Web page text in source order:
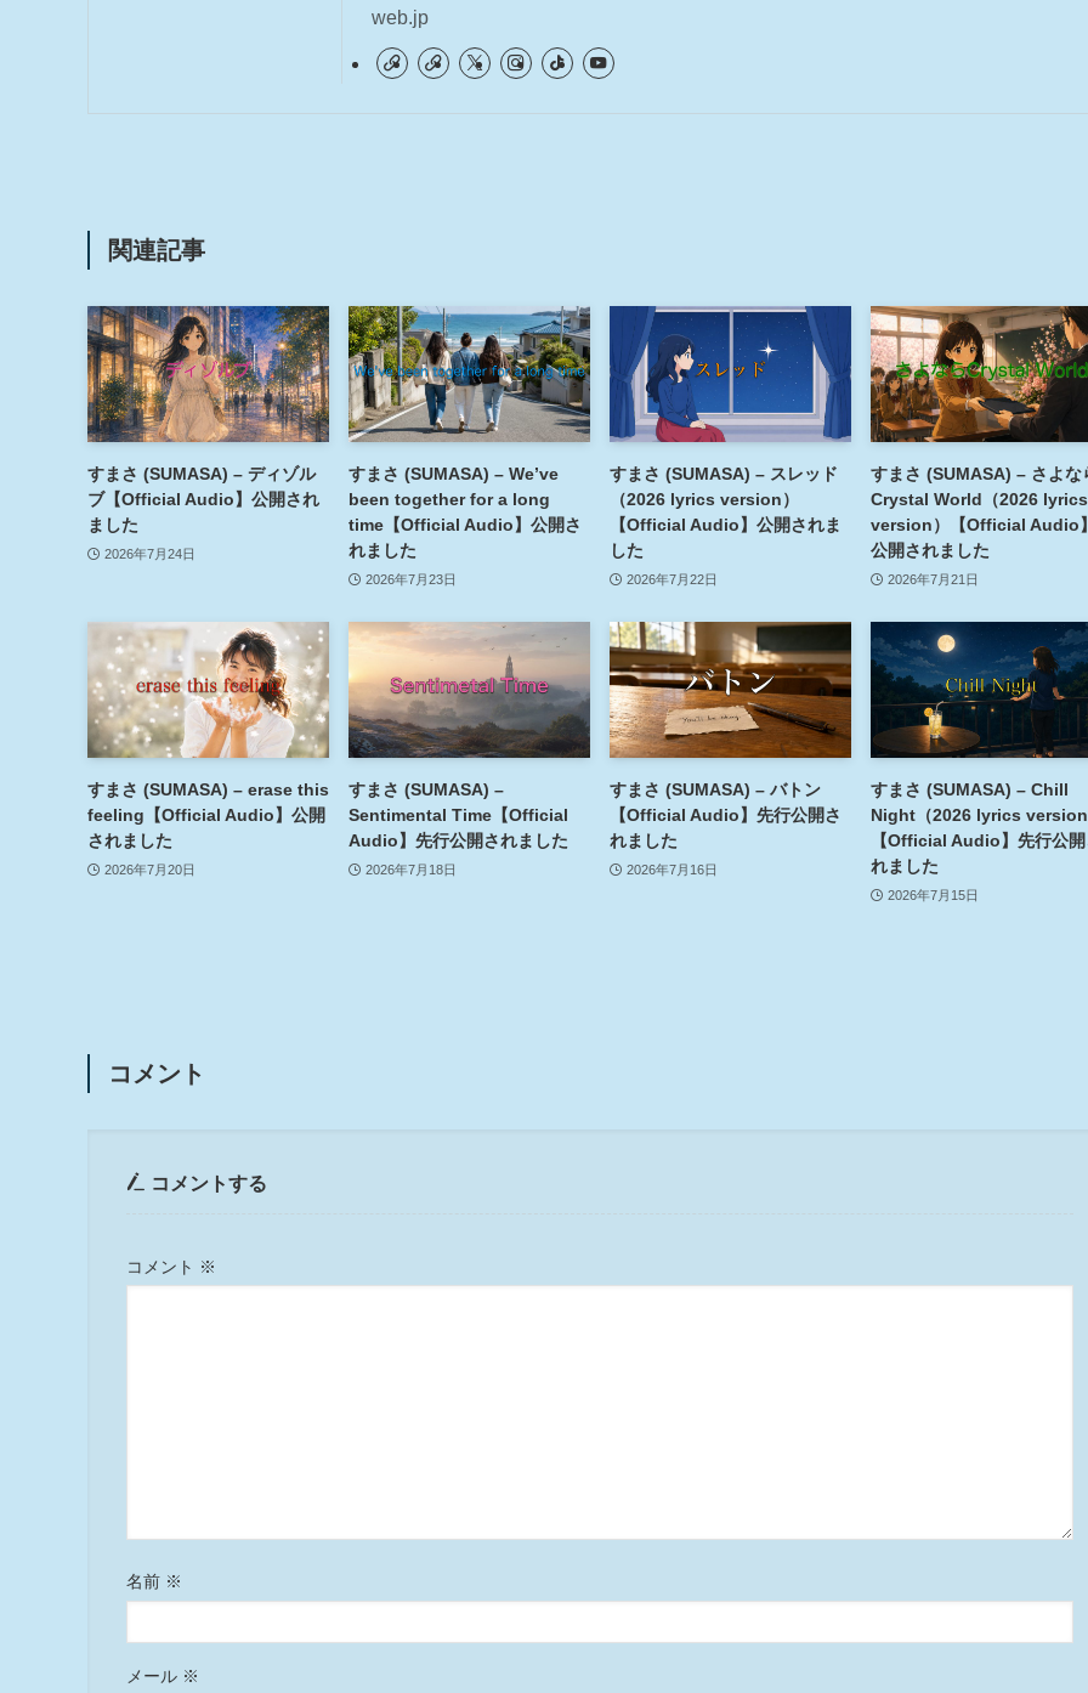
web.jp
関連記事
すまさ (SUMASA) – ディゾル
ブ【Official Audio】公開され
ました
2026年7月24日
すまさ (SUMASA) – We’ve
been together for a long
time【Official Audio】公開さ
れました
2026年7月23日
すまさ (SUMASA) – スレッド
（2026 lyrics version）
【Official Audio】公開されま
した
2026年7月22日
すまさ (SUMASA) – さよな
Crystal World（2026 lyrics
version）【Official Audio
公開されました
2026年7月21日
すまさ (SUMASA) – erase this
feeling【Official Audio】公開
されました
2026年7月20日
すまさ (SUMASA) –
Sentimental Time【Official
Audio】先行公開されました
2026年7月18日
すまさ (SUMASA) – バトン
【Official Audio】先行公開さ
れました
2026年7月16日
すまさ (SUMASA) – Chill
Night（2026 lyrics
【Official Audio】先行公
れました
2026年7月15日
コメント
コメントする
コメント ※
名前 ※
メール ※